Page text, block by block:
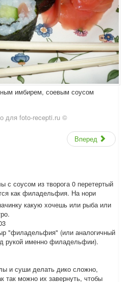
имбирем, соевым соусом
для foto-recepti.ru ©
Вперед
с соусом из творога 0 перетертый
ся как филадельфия. На нори
какую хочешь или рыба или
"филадельфия" (или аналогичный
рукой именно филадельфии).
и суши делать дико сложно,
так можно их завернуть, чтобы